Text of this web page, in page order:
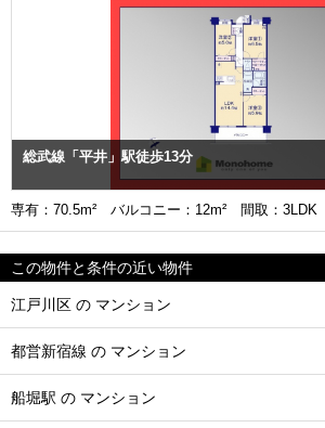
総武線「平井」駅徒歩13分
専有：70.5m² バルコニー：12m² 間取：3LDK
この物件と条件の近い物件
江戸川区 の マンション
都営新宿線 の マンション
船堀駅 の マンション